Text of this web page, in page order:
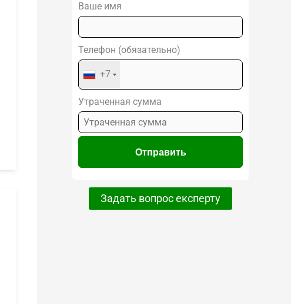
Ваше имя
Телефон (обязательно)
+7
Утраченная сумма
Задать вопрос експерту